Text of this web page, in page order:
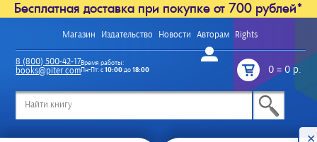
Бесплатная доставка при покупке от 700 рублей*
Магазин Издательство Новости Авторам Rights
Войти
0=0 р.
8 (800) 500-42-17
books@piter.com
Время работы:
Пн-Пт: с10:00до18:00
✕